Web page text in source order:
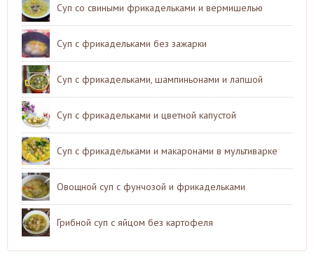
Суп со свиными фрикадельками и вермишелью
Суп с фрикадельками без зажарки
Суп с фрикадельками, шампиньонами и лапшой
Суп с фрикадельками и цветной капустой
Суп с фрикадельками и макаронами в мультиварке
Овощной суп с фунчозой и фрикадельками
Грибной суп с яйцом без картофеля